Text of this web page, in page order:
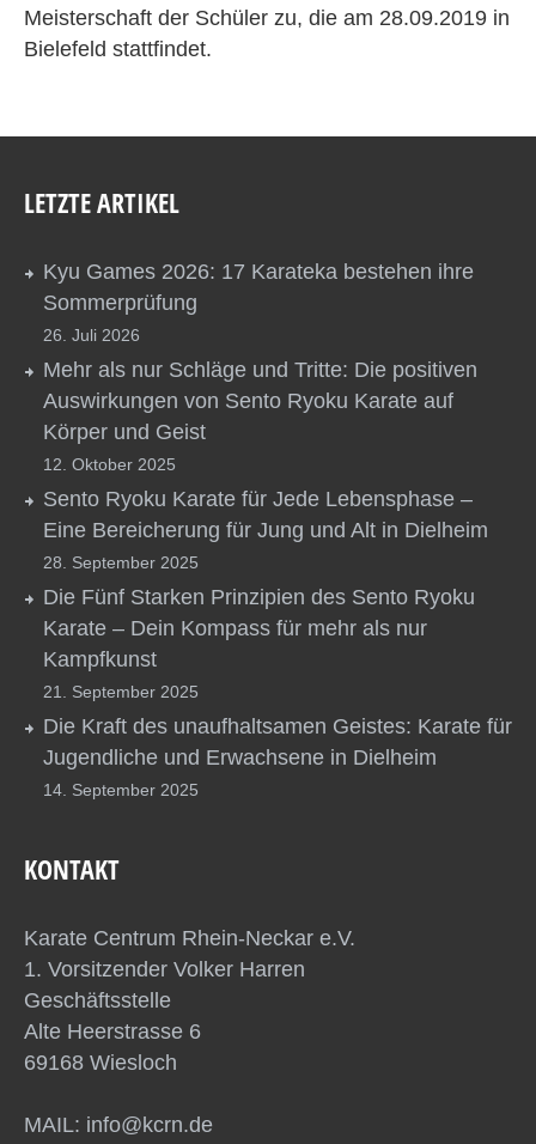
Meisterschaft der Schüler zu, die am 28.09.2019 in
Bielefeld stattfindet.
LETZTE ARTIKEL
Kyu Games 2026: 17 Karateka bestehen ihre
Sommerprüfung
26. Juli 2026
Mehr als nur Schläge und Tritte: Die positiven
Auswirkungen von Sento Ryoku Karate auf
Körper und Geist
12. Oktober 2025
Sento Ryoku Karate für Jede Lebensphase –
Eine Bereicherung für Jung und Alt in Dielheim
28. September 2025
Die Fünf Starken Prinzipien des Sento Ryoku
Karate – Dein Kompass für mehr als nur
Kampfkunst
21. September 2025
Die Kraft des unaufhaltsamen Geistes: Karate für
Jugendliche und Erwachsene in Dielheim
14. September 2025
KONTAKT
Karate Centrum Rhein-Neckar e.V.
1. Vorsitzender Volker Harren
Geschäftsstelle
Alte Heerstrasse 6
69168 Wiesloch
MAIL: info@kcrn.de